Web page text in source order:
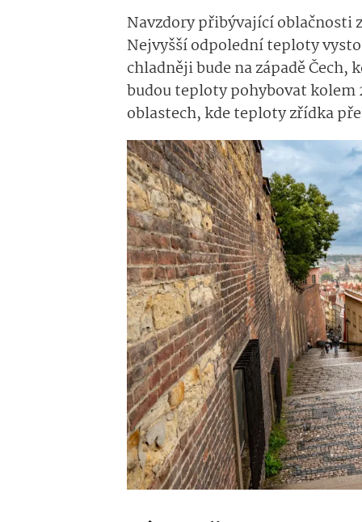
Navzdory přibývající oblačnosti
Nejvyšší odpolední teploty
chladněji bude na západě
budou teploty pohybovat kolem
oblastech, kde teploty zřídka